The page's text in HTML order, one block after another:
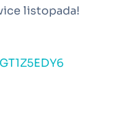
listopada!